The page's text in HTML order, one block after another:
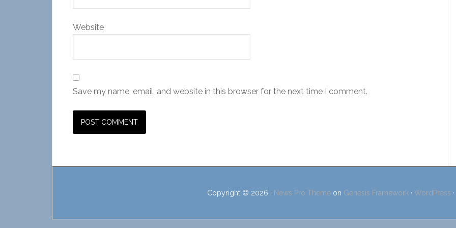
Website
Save my name, email, and website in this browser for the next time I comment.
Copyright © 2026 · News Pro Themeon Genesis Framework· WordPress ·